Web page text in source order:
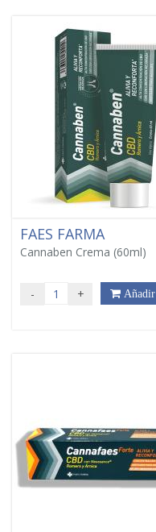
FAES FARMA
Cannaben Crema (60ml)
- + Añadir